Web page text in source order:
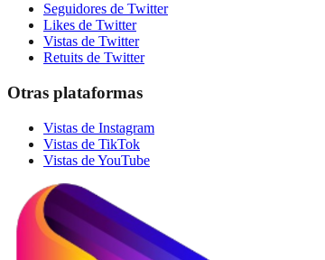
Seguidores de Twitter
Likes de Twitter
Vistas de Twitter
Retuits de Twitter
Otras plataformas
Vistas de Instagram
Vistas de TikTok
Vistas de YouTube